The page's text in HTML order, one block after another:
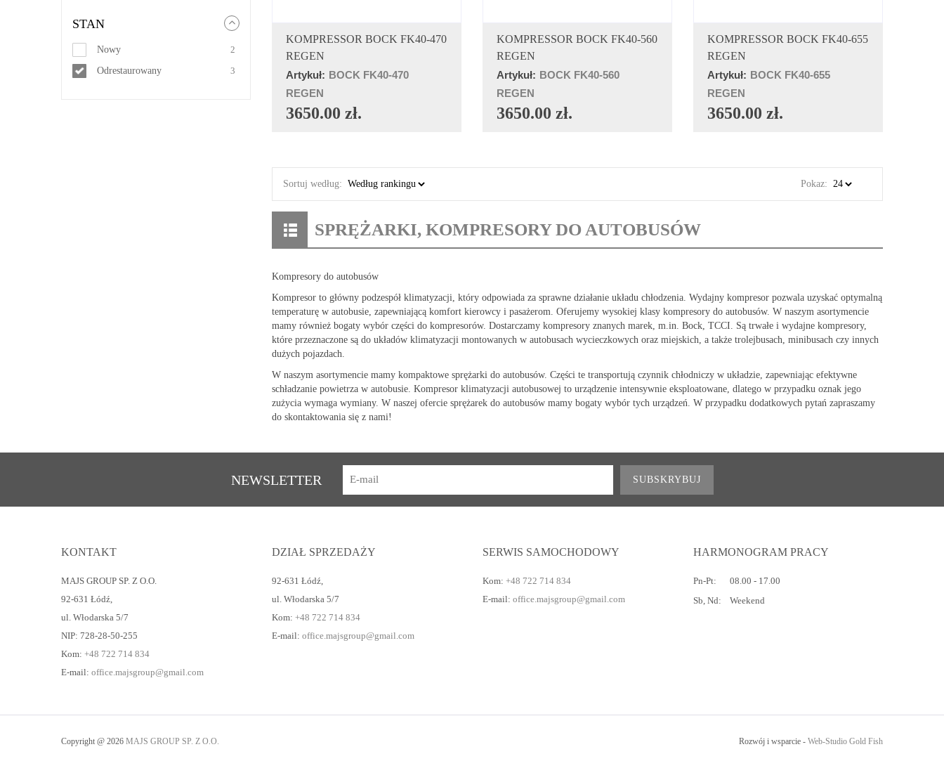
STAN
Nowy
2
Odrestaurowany
3
DODAJ DO KOSZYKA
KOMPRESSOR BOCK FK40-470
REGEN
Artykuł: BOCK FK40-470
REGEN
3650.00 zł.
DODAJ DO KOSZYKA
KOMPRESSOR BOCK FK40-560
REGEN
Artykuł: BOCK FK40-560
REGEN
3650.00 zł.
DODAJ DO KOSZYKA
KOMPRESSOR BOCK FK40-655
REGEN
Artykuł: BOCK FK40-655
REGEN
3650.00 zł.
Sortuj według: Pokaz:
SPRĘŻARKI, KOMPRESORY DO AUTOBUSÓW
Kompresory do autobusów
Kompresor to główny podzespół klimatyzacji, który odpowiada za sprawne działanie układu chłodzenia. Wydajny kompresor pozwala uzyskać optymalną
temperaturę w autobusie, zapewniającą komfort kierowcy i pasażerom. Oferujemy wysokiej klasy kompresory do autobusów. W naszym asortymencie
mamy również bogaty wybór części do kompresorów. Dostarczamy kompresory znanych marek, m.in. Bock, TCCI. Są trwałe i wydajne kompresory,
które przeznaczone są do układów klimatyzacji montowanych w autobusach wycieczkowych oraz miejskich, a także trolejbusach, minibusach czy innych
dużych pojazdach.
W naszym asortymencie mamy kompaktowe sprężarki do autobusów. Części te transportują czynnik chłodniczy w układzie, zapewniając efektywne
schładzanie powietrza w autobusie. Kompresor klimatyzacji autobusowej to urządzenie intensywnie eksploatowane, dlatego w przypadku oznak jego
zużycia wymaga wymiany. W naszej ofercie sprężarek do autobusów mamy bogaty wybór tych urządzeń. W przypadku dodatkowych pytań zapraszamy
do skontaktowania się z nami!
NEWSLETTER SUBSKRYBUJ
KONTAKT
MAJS GROUP SP. Z O.O.
92-631 Łódź
ul. Włodarska 5/7
NIP: 728-28-50-255
Kom: +48 722 714 834
E-mail: office.majsgroup@gmail.com
DZIAŁ SPRZEDAŻY
92-631 Łódź
ul. Włodarska 5/7
Kom: +48 722 714 834
E-mail: office.majsgroup@gmail.com
SERWIS SAMOCHODOWY
Kom: +48 722 714 834
E-mail: office.majsgroup@gmail.com
HARMONOGRAM PRACY
Pn-Pt:
08.00 - 17.00
Sb, Nd:
Weekend
Copyright @ 2026 MAJS GROUP SP. Z O.O. Rozwój i wsparcie - Web-Studio Gold Fish